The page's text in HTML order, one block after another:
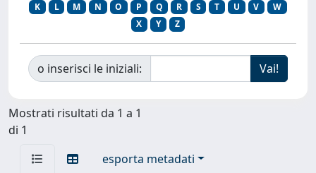
K
L M N O P Q R S T U V
W
X
Y Z
o inserisci le iniziali:
Mostrati risultati da 1 a 1
di 1
esporta metadati